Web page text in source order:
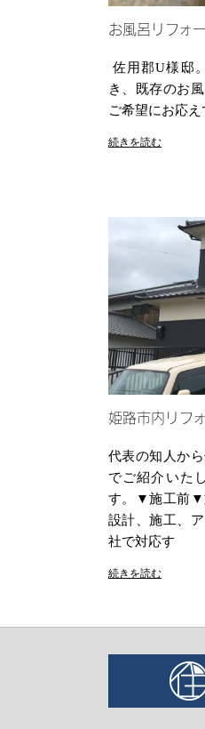
お風呂リフォ
佐用郡U様邸
き、既存のお
ご希望にお応
続きを読む
姫路市内リフ
代表の知人か
でご紹介いた
す。▼施工前▼
設計、施工、
社で対応す
続きを読む